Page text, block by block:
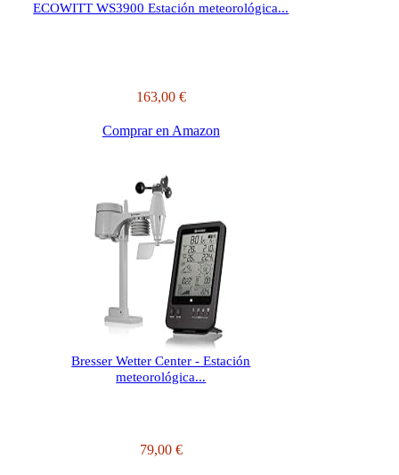
ECOWITT WS3900 Estación meteorológica...
163,00 €
Comprar en Amazon
Bresser Wetter Center - Estación
meteorológica...
79,00 €